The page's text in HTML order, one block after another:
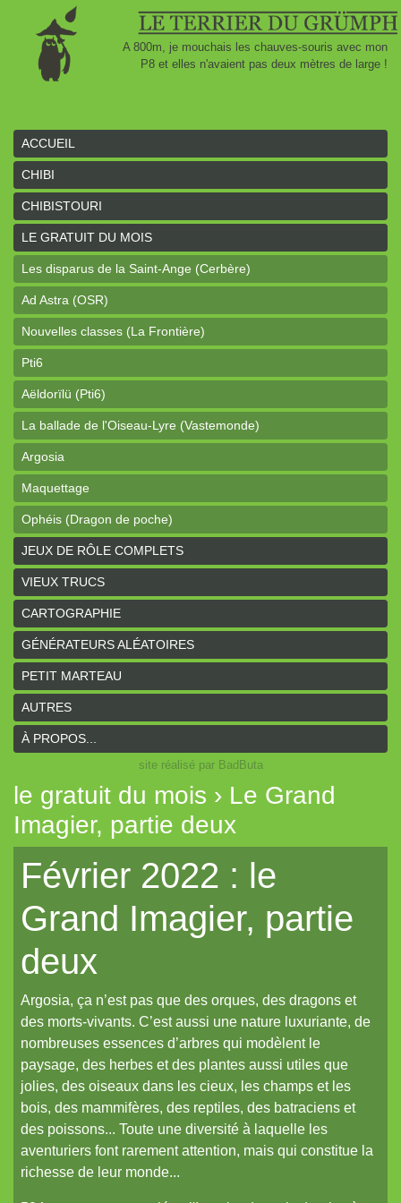
A 800m, je mouchais les chauves-souris avec mon
P8 et elles n'avaient pas deux mètres de large !
ACCUEIL
CHIBI
CHIBISTOURI
LE GRATUIT DU MOIS
Les disparus de la Saint-Ange (Cerbère)
Ad Astra (OSR)
Nouvelles classes (La Frontière)
Pti6
Aëldorïlü (Pti6)
La ballade de l'Oiseau-Lyre (Vastemonde)
Argosia
Maquettage
Ophéis (Dragon de poche)
L'anneau des Empereurs (Coeurs Vaillants)
Davy Jones (cartes)
Davy Jones (background)
Sur la route (Coeurs Vaillants)
Earthdawn (Coeurs Vaillants)
Titan&Fils 2020
Paysages
Histoires de la Montagne couronnée (Coeurs Vaillants)
Tout aléatoire pour IPP (Coeurs Vaillants)
Artemis (N.YX)
Les aventuriers du Continent perdu (Coeurs Vaillants)
Refuge 17 (Coeurs Vaillants)
Daitoshi Underground Yäger (manga violent)
Un écran pour Coeurs Vaillants // IPP (Intrépides)
Un nouveau site et un oeuf de pâques de noël...
Un reflet de lotus polychrome
Le Grand Imagier, partie un
Le Grand Imagier, partie deux
JEUX DE RÔLE COMPLETS
VIEUX TRUCS
CARTOGRAPHIE
GÉNÉRATEURS ALÉATOIRES
PETIT MARTEAU
AUTRES
À PROPOS...
site réalisé par BadButa
le gratuit du mois › Le Grand
Imagier, partie deux
Février 2022 : le
Grand Imagier, partie
deux
Argosia, ça n’est pas que des orques, des dragons et
des morts-vivants. C’est aussi une nature luxuriante, de
nombreuses essences d’arbres qui modèlent le
paysage, des herbes et des plantes aussi utiles que
jolies, des oiseaux dans les cieux, les champs et les
bois, des mammifères, des reptiles, des batraciens et
des poissons... Toute une diversité à laquelle les
aventuriers font rarement attention, mais qui constitue la
richesse de leur monde...